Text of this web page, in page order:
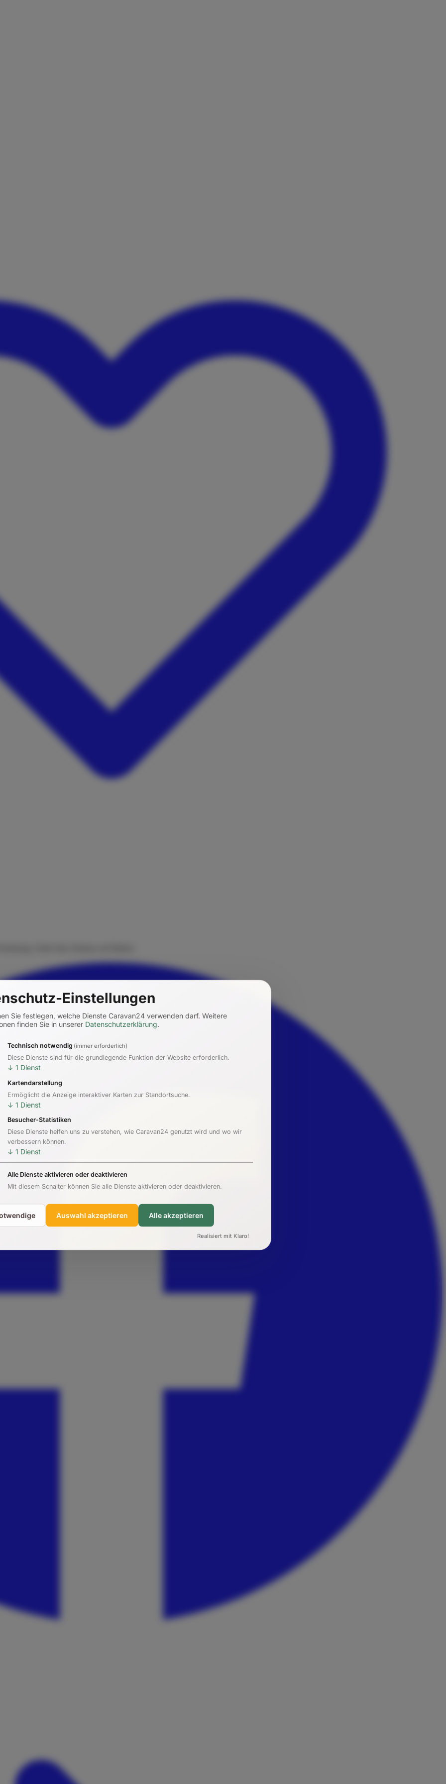
Einstellungen
Sie festlegen, welche Dienste Caravan24 verwenden darf. Weitere
finden Sie in unserer Datenschutzerklärung.
Technisch notwendig (immer erforderlich)
Diese Dienste sind für die grundlegende Funktion der Website erforderlich.
↓ 1 Dienst
Kartendarstellung
Ermöglicht die Anzeige interaktiver Karten zur Standortsuche.
↓ 1 Dienst
Besucher-Statistiken
Diese Dienste helfen uns zu verstehen, wie Caravan24 genutzt wird und wo wir
verbessern können.
↓ 1 Dienst
Alle Dienste aktivieren oder deaktivieren
Mit diesem Schalter können Sie alle Dienste aktivieren oder deaktivieren.
Auswahl akzeptieren Alle akzeptieren
Realisiert mit Klaro!